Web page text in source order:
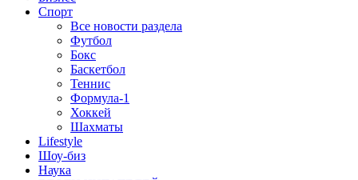
Спорт
Все новости раздела
Футбол
Бокс
Баскетбол
Теннис
Формула-1
Хоккей
Шахматы
Lifestyle
Шоу-биз
Наука